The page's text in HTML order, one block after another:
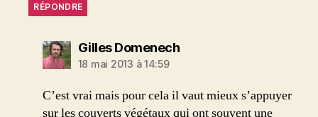
RÉPONDRE
Gilles Domenechdit :
18 mai 2013 à 14:59
C’est vrai mais pour cela il vaut mieux s’appuyer
sur les couverts végétaux qui ont souvent une